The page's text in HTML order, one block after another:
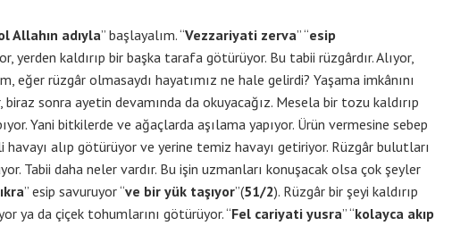
Allahın adıyla” başlayalım. “Vezzariyati zerva” “esip
yerden kaldırıp bir başka tarafa götürüyor. Bu tabii rüzgârdır. Alıyor,
eğer rüzgâr olmasaydı hayatımız ne hale gelirdi? Yaşama imkânını
biraz sonra ayetin devamında da okuyacağız. Mesela bir tozu kaldırıp
Yani bitkilerde ve ağaçlarda aşılama yapıyor. Ürün vermesine sebep
havayı alıp götürüyor ve yerine temiz havayı getiriyor. Rüzgâr bulutları
Tabii daha neler vardır. Bu işin uzmanları konuşacak olsa çok şeyler
” esip savuruyor “ve bir yük taşıyor”(51/2). Rüzgâr bir şeyi kaldırıp
ya da çiçek tohumlarını götürüyor. “Fel cariyati yusra” “kolayca akıp